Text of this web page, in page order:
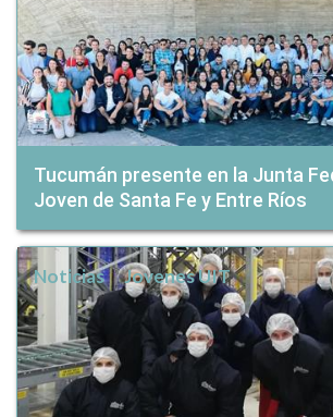
Tucumán presente en la Junta
Joven de Santa Fe y Entre Ríos
Noticias Jovenes UIT